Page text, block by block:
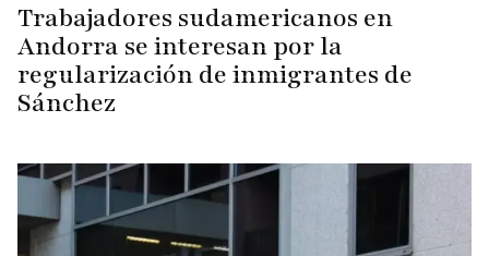
Trabajadores sudamericanos en
Andorra se interesan por la
regularización de inmigrantes de
Sánchez